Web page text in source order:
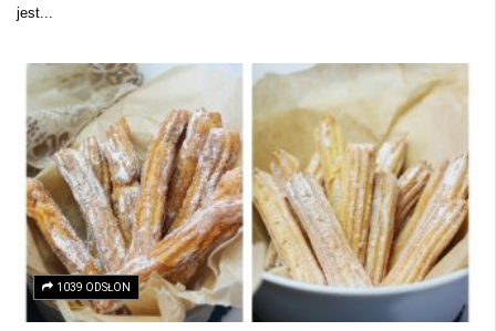
jest...
1039 ODSŁON